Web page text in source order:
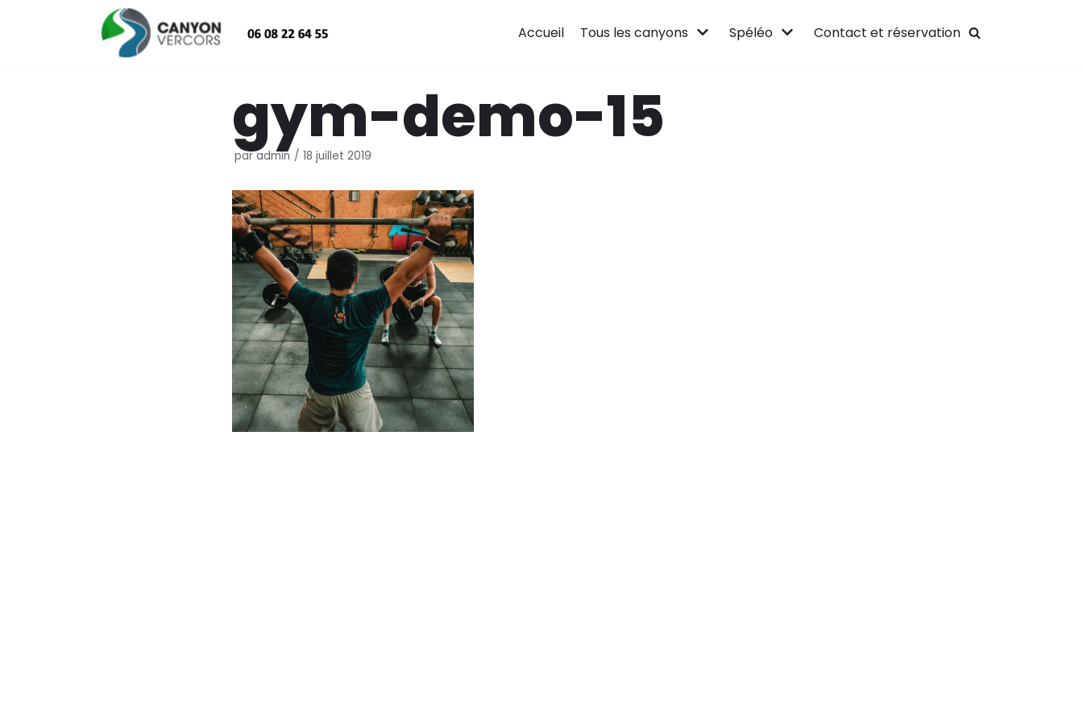
Accueil Tous les canyons Spéléo Contact et réservation
gym-demo-15
paradmin 18 juillet 2019